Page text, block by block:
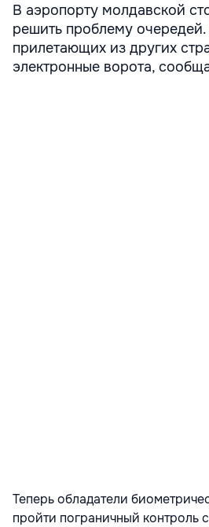
В аэропорту молдавской
решить проблему
прилетающих из других
электронные ворота,
Теперь обладатели
пройти пограничный контроль